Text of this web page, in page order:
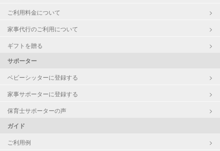
ご利用料金について
家事代行のご利用について
ギフトを贈る
サポーター
ベビーシッターに登録する
家事サポーターに登録する
保育士サポーターの声
ガイド
ご利用例